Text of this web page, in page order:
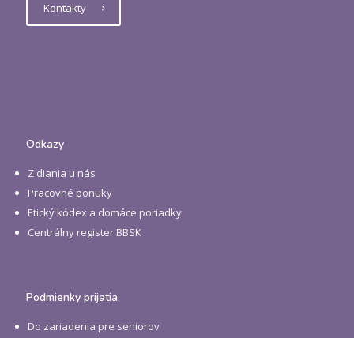
Kontakty
Odkazy
Z diania u nás
Pracovné ponuky
Etický kódex a domáce poriadky
Centrálny register BBSK
Podmienky prijatia
Do zariadenia pre seniorov